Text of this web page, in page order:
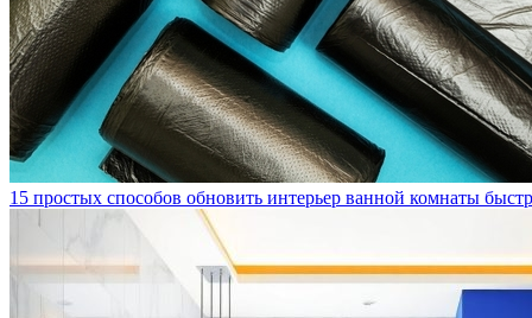
15 простых способов обновить интерьер ванной комнаты